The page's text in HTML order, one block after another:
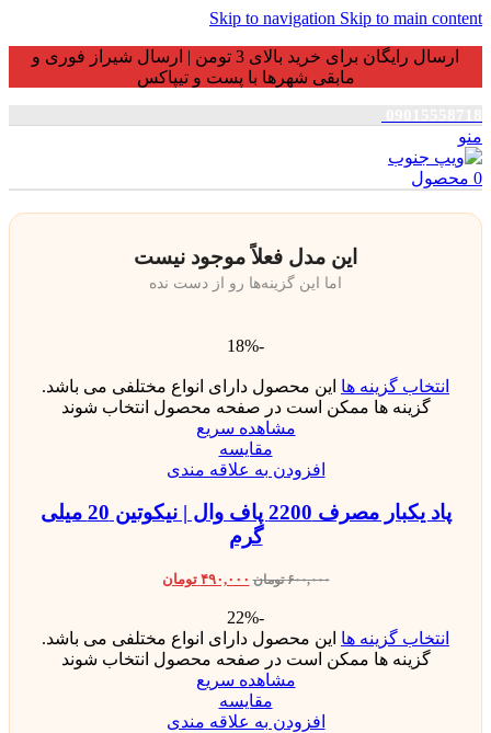
Skip to navigation Skip to main content
ارسال رایگان برای خرید بالای 3 تومن | ارسال شیراز فوری و
مابقی شهرها با پست و تیپاکس
منو
0 محصول
این مدل فعلاً موجود نیست
اما این گزینه‌ها رو از دست نده
-18%
انتخاب گزینه ها این محصول دارای انواع مختلفی می باشد.
گزینه ها ممکن است در صفحه محصول انتخاب شوند
مشاهده سریع
مقایسه
افزودن به علاقه مندی
پاد یکبار مصرف 2200 پاف وال | نیکوتین 20 میلی
گرم
۶۰۰,۰۰۰ تومان ۴۹۰,۰۰۰ تومان
-22%
انتخاب گزینه ها این محصول دارای انواع مختلفی می باشد.
گزینه ها ممکن است در صفحه محصول انتخاب شوند
مشاهده سریع
مقایسه
افزودن به علاقه مندی